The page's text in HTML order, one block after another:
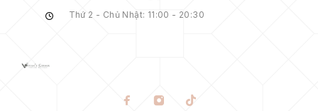
Thứ 2 - Chủ Nhật: 11:00 - 20:30